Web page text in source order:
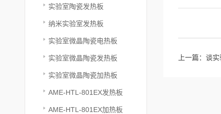
实验室陶瓷发热板
纳米实验室发热板
实验室微晶陶瓷电热板
实验室微晶陶瓷发热板
实验室微晶陶瓷加热板
AME-HTL-801EX发热板
AME-HTL-801EX加热板
上一篇： 谈实